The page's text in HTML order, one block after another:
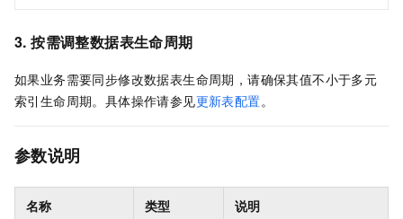
3. 按需调整数据表生命周期
如果业务需要同步修改数据表生命周期，请确保其值不小于多元
索引生命周期。具体操作请参见更新表配置。
参数说明
名称 类型 说明